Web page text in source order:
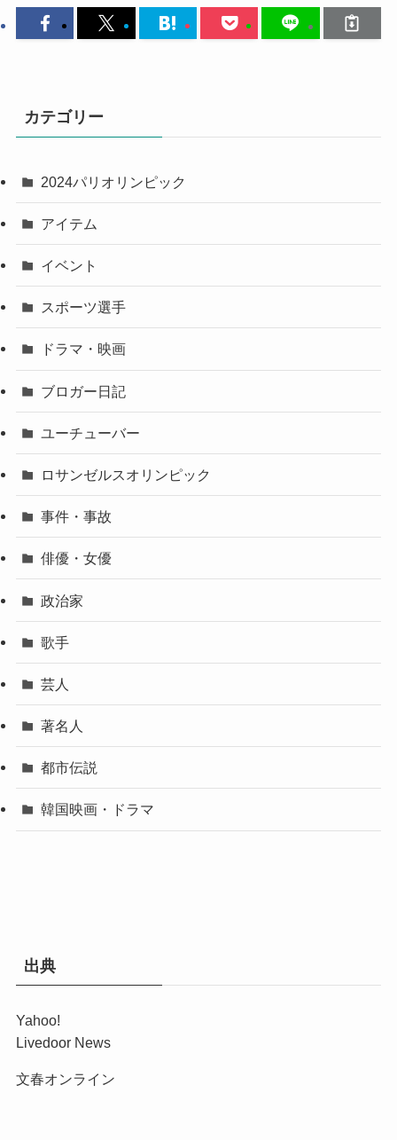
カテゴリー
2024パリオリンピック
アイテム
イベント
スポーツ選手
ドラマ・映画
ブロガー日記
ユーチューバー
ロサンゼルスオリンピック
事件・事故
俳優・女優
政治家
歌手
芸人
著名人
都市伝説
韓国映画・ドラマ
出典
Yahoo!
Livedoor News
文春オンライン